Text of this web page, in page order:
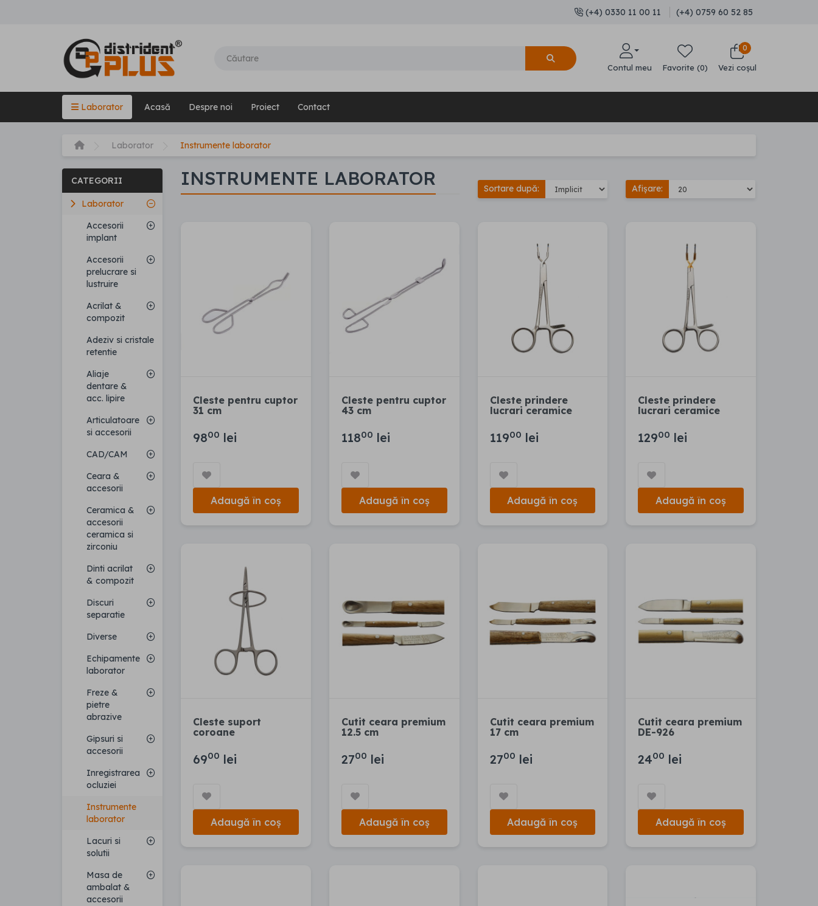
(+4) 0330 11 00 11 (+4) 0759 60 52 85
Contul meu Favorite (0)
0
Vezi coșul
Laborator Acasă Despre noi Proiect Contact
Laborator Instrumente laborator
CATEGORII
Laborator
Accesorii
implant
Accesorii
prelucrare si
lustruire
Acrilat &
compozit
Adeziv si cristale
retentie
Aliaje
dentare &
acc. lipire
Articulatoare
si accesorii
CAD/CAM
Ceara &
accesorii
Ceramica &
accesorii
ceramica si
zirconiu
Dinti acrilat
& compozit
Discuri
separatie
Diverse
Echipamente
laborator
Freze &
pietre
abrazive
Gipsuri si
accesorii
Inregistrarea
ocluziei
Instrumente
laborator
Lacuri si
solutii
Masa de
ambalat &
accesorii
INSTRUMENTE LABORATOR Sortare după: Afișare:
Cleste pentru cuptor
31 cm
9800 lei
Adaugă în coș
Cleste pentru cuptor
43 cm
11800 lei
Adaugă în coș
Cleste prindere
lucrari ceramice
11900 lei
Adaugă în coș
Cleste prindere
lucrari ceramice
12900 lei
Adaugă în coș
Cleste suport
coroane
6900 lei
Adaugă în coș
Cutit ceara premium
12.5 cm
2700 lei
Adaugă în coș
Cutit ceara premium
17 cm
2700 lei
Adaugă în coș
Cutit ceara premium
DE-926
2400 lei
Adaugă în coș